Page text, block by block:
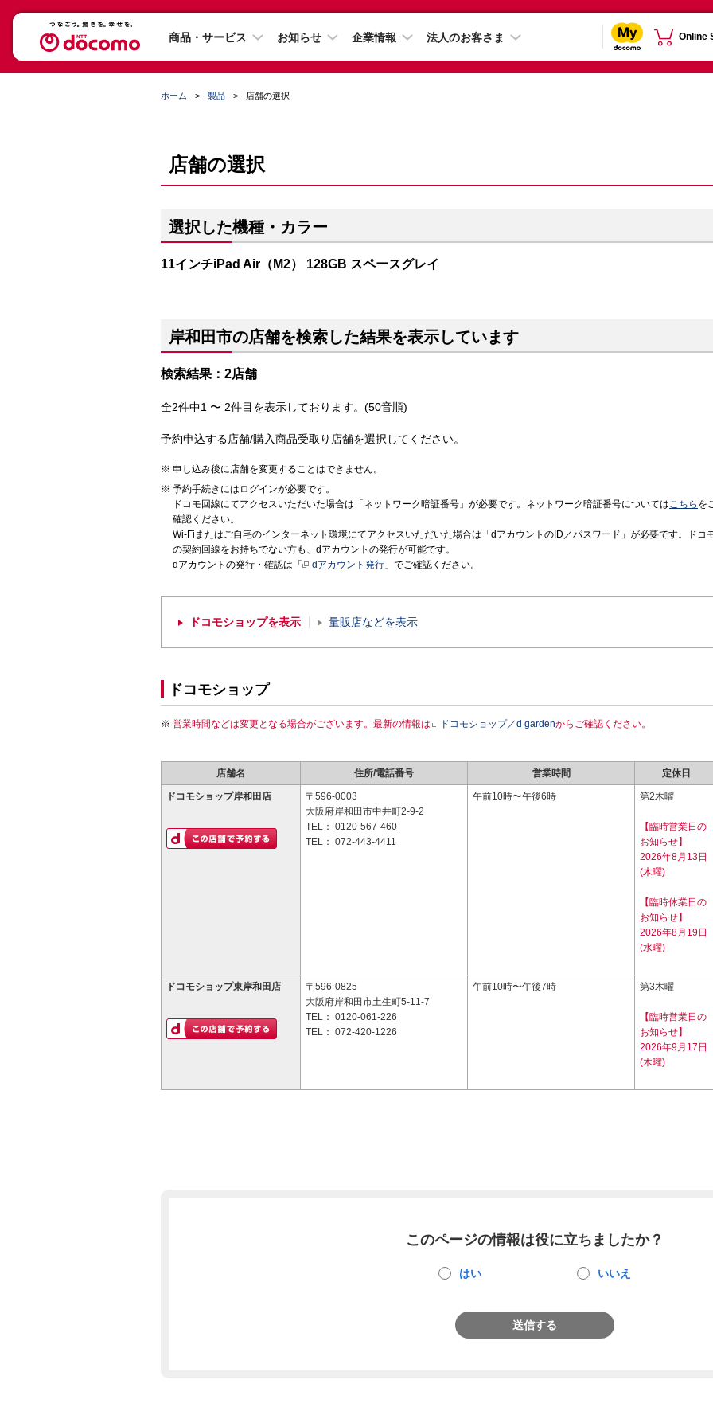
商品・サービス お知らせ 企業情報 法人のお客さま Online
ホーム 製品 店舗の選択
店舗の選択
選択した機種・カラー
11インチiPad Air（M2） 128GB スペースグレイ
岸和田市の店舗を検索した結果を表示しています
検索結果：2店舗
全2件中1 〜 2件目を表示しております。(50音順)
予約申込する店舗/購入商品受取り店舗を選択してください。
申し込み後に店舗を変更することはできません。
予約手続きにはログインが必要です。
ドコモ回線にてアクセスいただいた場合は「ネットワーク暗証番号」が必要です。ネットワーク暗証番号についてはこちら を
確認ください。
Wi-Fiまたはご自宅のインターネット環境にてアクセスいただいた場合は「dアカウントのID／パスワード」が必要です。ドコ
の契約回線をお持ちでない方も、dアカウントの発行が可能です。
dアカウントの発行・確認は「
dアカウント発行 」でご確認ください。
ドコモショップを表示 量販店などを表示
ドコモショップ
営業時間などは変更となる場合がございます。最新の情報は ドコモショップ／d gardenからご確認ください。
店舗名 住所/電話番号 営業時間 定休日
ドコモショップ岸和田店
〒596-0003
大阪府岸和田市中井町2-9-2
TEL： 0120-567-460
TEL： 072-443-4411
午前10時〜午後6時 第2木曜
【臨時営業日の
お知らせ】
2026年8月13日
(木曜)
【臨時休業日の
お知らせ】
2026年8月19日
(水曜)
ドコモショップ東岸和田店
〒596-0825
大阪府岸和田市土生町5-11-7
TEL： 0120-061-226
TEL： 072-420-1226
午前10時〜午後7時 第3木曜
【臨時営業日の
お知らせ】
2026年9月17日
(木曜)
このページの情報は役に立ちましたか？
はい いいえ
送信する